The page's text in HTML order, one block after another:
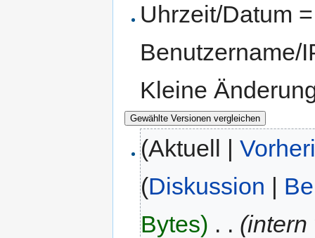
Uhrzeit/Datum
Benutzername/
Kleine
(Aktuell |
(Diskussion |
Bytes) . . (intern